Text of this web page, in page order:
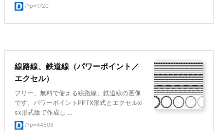
/?p=1720
線路線、鉄道線（パワーポイント／
エクセル）
フリー、無料で使える線路線、鉄道線の画像
です。パワーポイントPPTX形式とエクセルxl
sx形式版で作成し ...
/?p=44505